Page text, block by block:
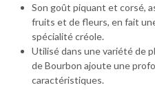
Son goût piquant et corsé,
fruits et de fleurs, en fait
spécialité créole.
Utilisé dans une variété de
de Bourbon ajoute une
caractéristiques.